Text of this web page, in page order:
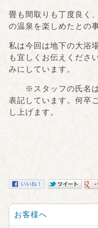
畳も間取りも丁度良く
の温泉を楽しめたとの
私は今回は地下の大浴
も宜しくお伝えくださ
みにしています。
※スタッフの氏名は
表記しています。何卒
し上げます。
お客様へ